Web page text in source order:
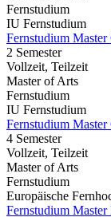
Fernstudium
IU Fernstudium
Fernstudium
2 Semester
Vollzeit, Teilzeit
Master of Arts
Fernstudium
IU Fernstudium
Fernstudium
4 Semester
Vollzeit, Teilzeit
Master of Arts
Fernstudium
Europäische
Fernstudium